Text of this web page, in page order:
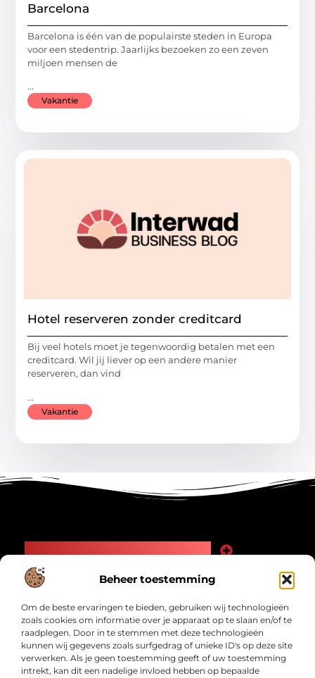
Beheer toestemming
Om de beste ervaringen te bieden, gebruiken wij technologieën
zoals cookies om informatie over je apparaat op te slaan en/of te
raadplegen. Door in te stemmen met deze technologieën
kunnen wij gegevens zoals surfgedrag of unieke ID's op deze site
verwerken. Als je geen toestemming geeft of uw toestemming
intrekt, kan dit een nadelige invloed hebben op bepaalde
Barcelona
Barcelona is één van de populairste steden in Europa
voor een stedentrip. Jaarlijks bezoeken zo een zeven
miljoen mensen de
...
Vakantie
Hotel reserveren zonder creditcard
Bij veel hotels moet je tegenwoordig betalen met een
creditcard. Wil jij liever op een andere manier
reserveren, dan vind
...
Vakantie
Bericht categorie